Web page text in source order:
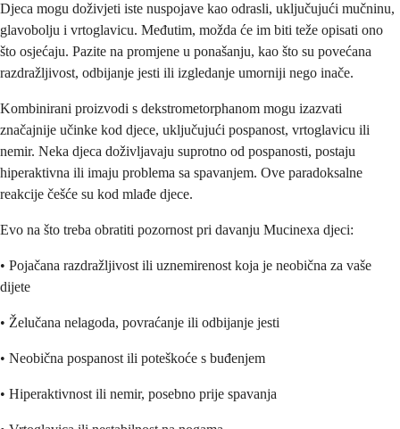
Djeca mogu doživjeti iste nuspojave kao odrasli, uključujući mučninu,
glavobolju i vrtoglavicu. Međutim, možda će im biti teže opisati ono
što osjećaju. Pazite na promjene u ponašanju, kao što su povećana
razdražljivost, odbijanje jesti ili izgledanje umorniji nego inače.
Kombinirani proizvodi s dekstrometorphanom mogu izazvati
značajnije učinke kod djece, uključujući pospanost, vrtoglavicu ili
nemir. Neka djeca doživljavaju suprotno od pospanosti, postaju
hiperaktivna ili imaju problema sa spavanjem. Ove paradoksalne
reakcije češće su kod mlađe djece.
Evo na što treba obratiti pozornost pri davanju Mucinexa djeci:
• Pojačana razdražljivost ili uznemirenost koja je neobična za vaše
dijete
• Želučana nelagoda, povraćanje ili odbijanje jesti
• Neobična pospanost ili poteškoće s buđenjem
• Hiperaktivnost ili nemir, posebno prije spavanja